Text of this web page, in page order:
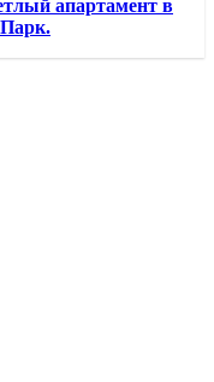
апартамент в